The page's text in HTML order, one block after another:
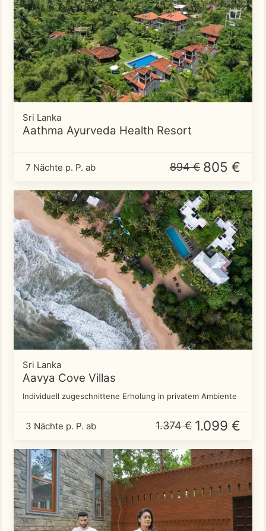
Sri Lanka
Aathma Ayurveda Health Resort
7 Nächte p. P. ab 894 € 805 €
Sri Lanka
Aavya Cove Villas
Individuell zugeschnittene Erholung in privatem Ambiente
3 Nächte p. P. ab 1.374 € 1.099 €